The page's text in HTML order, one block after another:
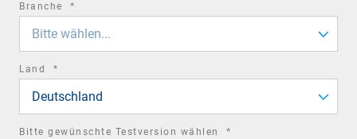
Branche *
Bitte wählen...
Land *
Deutschland
Bitte gewünschte Testversion wählen *